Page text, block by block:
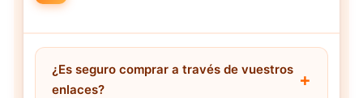
¿Es seguro comprar a través de vuestros
enlaces?